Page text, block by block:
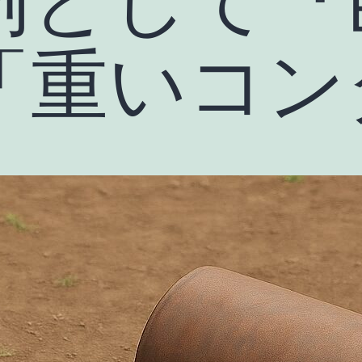
重いコ